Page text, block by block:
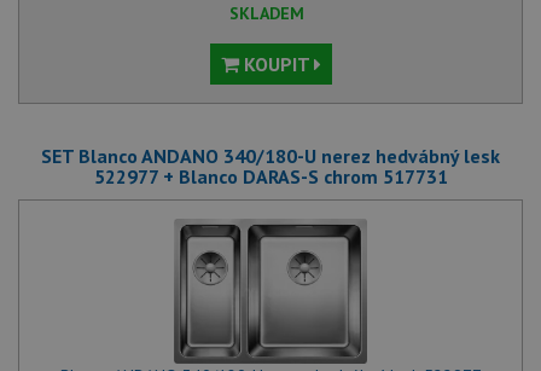
SKLADEM
KOUPIT
SET Blanco ANDANO 340/180-U nerez hedvábný lesk
522977 + Blanco DARAS-S chrom 517731